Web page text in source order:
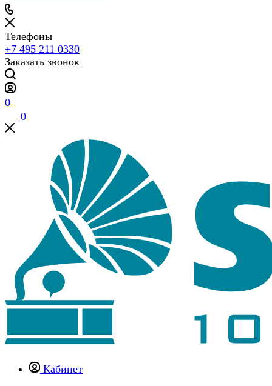
Телефоны
+7 495 211 0330
Заказать звонок
0
0
Кабинет